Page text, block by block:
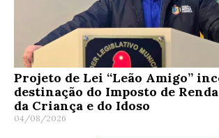
Projeto de Lei “Leão Amigo”
destinação do Imposto de
da Criança e do Idoso
04/08/2026